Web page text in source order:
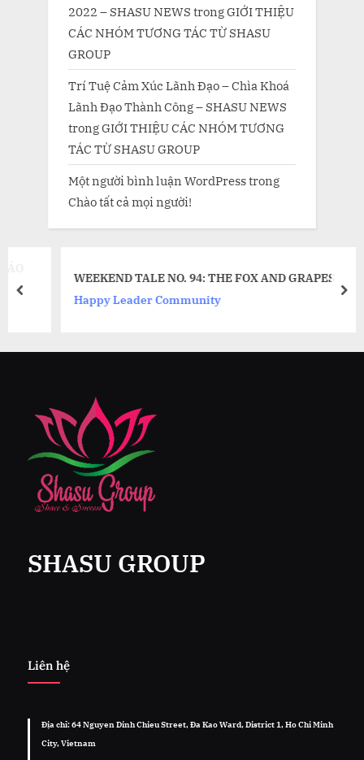
2022 – SHASU NEWS trongGIỚI THIỆU
CÁC NHÓM TƯƠNG TÁC TỪ SHASU
GROUP
Trí Tuệ Cảm Xúc Lãnh Đạo – Chìa Khoá
Lãnh Đạo Thành Công – SHASU NEWS
trongGIỚI THIỆU CÁC NHÓM TƯƠNG
TÁC TỪ SHASU GROUP
Một người bình luận WordPresstrong
Chào tất cả mọi người!
WEEKEND TALE NO. 94: THE FOX AND GRAPES
Happy Leader Community
prev
SHASU GROUP
Liên hệ
Địa chỉ: 64 Nguyen Dinh Chieu Street, Đa Kao Ward, District 1, Ho Chi Minh
City, Vietnam